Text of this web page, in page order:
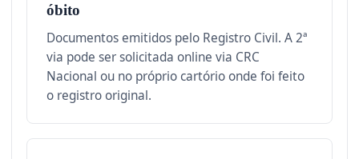
óbito
Documentos emitidos pelo Registro Civil. A 2ª
via pode ser solicitada online via CRC
Nacional ou no próprio cartório onde foi feito
o registro original.